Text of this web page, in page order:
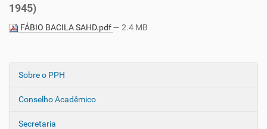
N
e
Sobre o PPH
Conselho Acadêmico
Secretaria
1945)
FÁBIO BACILA SAHD.pdf— 2.4 MB